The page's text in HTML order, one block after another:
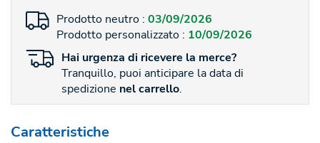
Prodotto neutro : 03/09/2026
Prodotto personalizzato : 10/09/2026
Hai urgenza di ricevere la merce?
Tranquillo, puoi anticipare la data di
spedizione nel carrello.
Caratteristiche